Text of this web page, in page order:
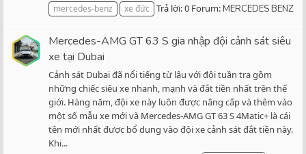
mercedes-benz
xe đức Trả lời: 0 Forum:MERCEDES BENZ
Mercedes-AMG GT 63 S gia nhập đội cảnh sát siêu
xe tại Dubai
Cảnh sát Dubai đã nổi tiếng từ lâu với đội tuần tra gồm
những chiếc siêu xe nhanh, mạnh và đắt tiền nhất trên thế
giới. Hàng năm, đội xe này luôn được nâng cấp và thêm vào
một số mẫu xe mới và Mercedes-AMG GT 63 S 4Matic+ là cái
tên mới nhất được bổ dung vào đội xe cảnh sát đắt tiền này.
Khi...